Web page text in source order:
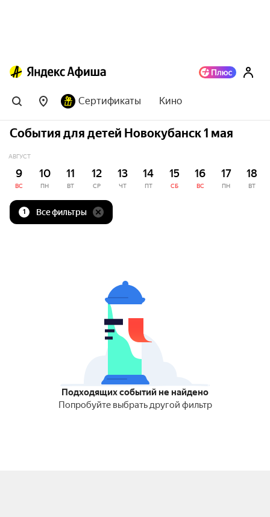
Сертификаты Кино
События для детей Новокубанск 1 мая
АВГУСТ
9
ВС
10
ПН
11
ВТ
12
СР
13
ЧТ
14
ПТ
15
СБ
16
ВС
17
ПН
18
ВТ
1 Все фильтры
Подходящих событий не найдено
Попробуйте выбрать другой фильтр